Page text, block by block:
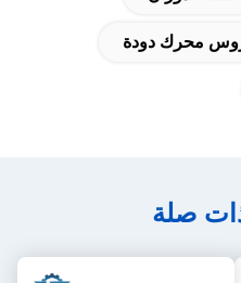
محرك دودة
صلة